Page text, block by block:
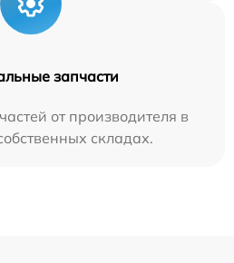
запчасти
от производителя в
складах.